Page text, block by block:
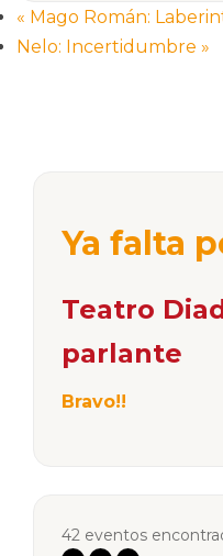
« Mago Román:
Nelo: Incertidumbre »
Ya falta
Teatro
parlante
Bravo!!
42 eventos